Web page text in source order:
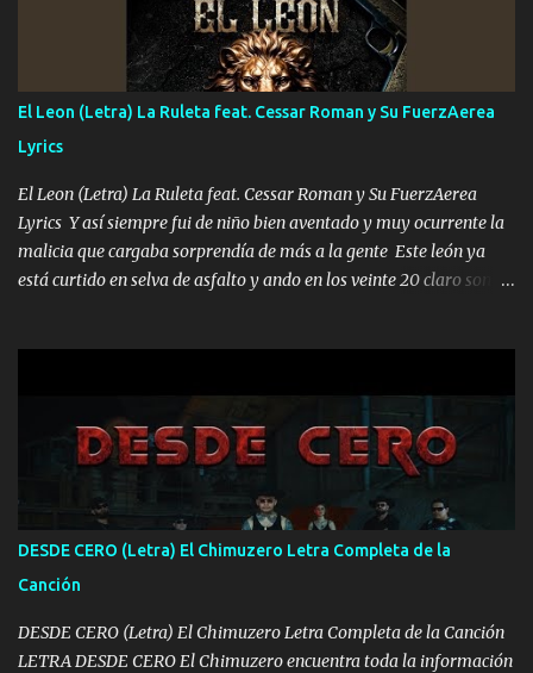
Música Si es que salta algún problema de confianza tengo gente
ahí está el Hombre Cuarenta y también Pariente 7 arreglan
cualquier problema no más es cuestión que ordené NOS HACE
FALTA UN HERMANO DE CLAVE ERA EL 24 SIEMPRE FUE UN
HOMBRE VALIENTE POR ALGO M'URIÓ PELEAND0 SIEMPRE
VIO POR LA FAMILIA PARA QUE SIGA EL LEGADO Es el DOS de
los HERMANOS un cerebro inteligente y com...
El Leon (Letra) La Ruleta feat. Cessar Roman y Su FuerzAerea
Lyrics
El Leon (Letra) La Ruleta feat. Cessar Roman y Su FuerzAerea
Lyrics Y así siempre fui de niño bien aventado y muy ocurrente la
malicia que cargaba sorprendía de más a la gente Este león ya
está curtido en selva de asfalto y ando en los veinte 20 claro son
pa más pues hay charola les voy a dar hasta topar pues no hay de
otra Música Surcando bien mi camino voy por mi línea no veo a
los lados aquel que no corre vuela no se me duerm voy chicoteado
Ya pasé varias hazañas ya tienen rato que me agarran el colmillo
de este León los estatales no sé esperaron Al tiro esta la PrimiZa
también la nueve que cargo al lado doy la mano al que su amigo y
al traicionero damos pa abajo Y No me paran aquí hay pa más
pues hay charola les voy a dar hasta topar pues no hay de otra...
DESDE CERO (Letra) El Chimuzero Letra Completa de la
Canción
DESDE CERO (Letra) El Chimuzero Letra Completa de la Canción
LETRA DESDE CERO El Chimuzero encuentra toda la información